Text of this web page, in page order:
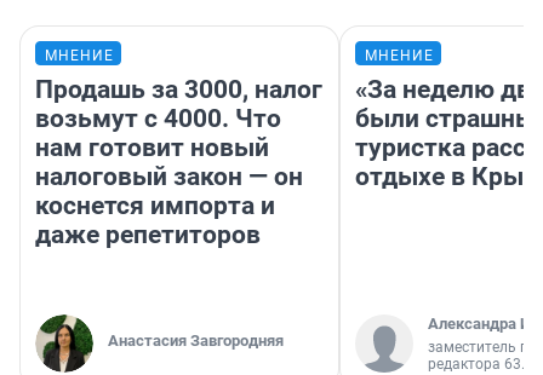
МНЕНИЕ
Продашь за 3000, налог
возьмут с 4000. Что
нам готовит новый
налоговый закон — он
коснется импорта и
даже репетиторов
Анастасия Завгородняя
МНЕНИЕ
«За неделю
были
туристка
отдыхе в
Александра
заместитель
редактора 63.RU